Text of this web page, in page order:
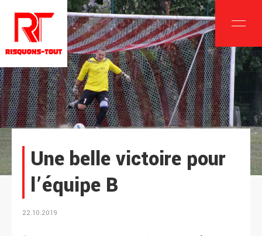
Une belle victoire pour
l’équipe B
22.10.2019